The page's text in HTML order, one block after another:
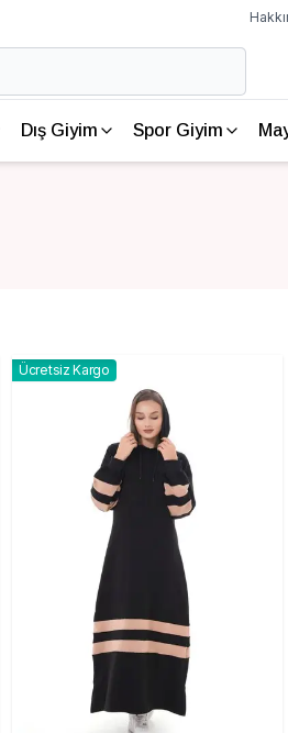
Dış Giyim Spor Giyim
Ücretsiz Kargo